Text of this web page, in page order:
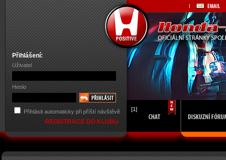
Přihlášení:
Uživatel
Heslo
Přihlásit automaticky při příští návštěvě
REGISTRACE DO KLUBU
[1]